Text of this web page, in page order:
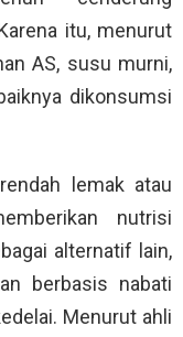
itu, menurut
AS, susu murni,
dikonsumsi
lemak atau
nutrisi
alternatif lain,
berbasis nabati
Menurut ahli